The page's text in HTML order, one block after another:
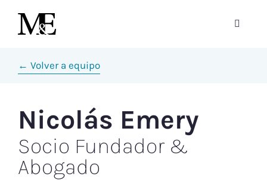
contenido
Toggle
Área Jurídica
← Volver a equipo
Nicolás Emery
Socio Fundador &
Abogado